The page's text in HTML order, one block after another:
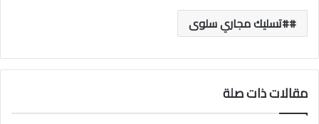
#تسليك مجاري سلوى
مقالات ذات صلة